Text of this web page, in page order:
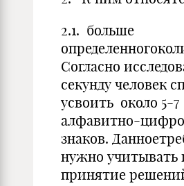
2.1. больше
Согласно
секунду человек
усвоить около 5-7
алфавитно-
знаков.
нужно учитывать
принятие